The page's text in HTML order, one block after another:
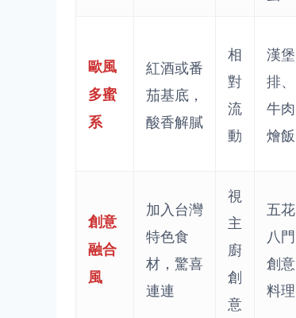
歐風
多蜜
系
紅酒或番
茄基底，
酸香解膩
相
對
流
動
漢堡
排、
牛肉
燴飯
創意
融合
風
加入台灣
特色食
材，驚喜
連連
視
主
廚
創
意
五花
八門
創意
料理